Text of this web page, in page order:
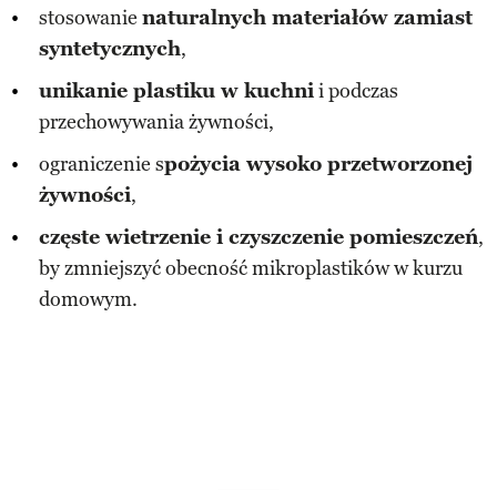
stosowanie naturalnych materiałów zamiast
syntetycznych,
unikanie plastiku w kuchnii podczas
przechowywania żywności,
ograniczenie spożycia wysoko przetworzonej
żywności,
częste wietrzenie i czyszczenie pomieszczeń,
by zmniejszyć obecność mikroplastików w kurzu
domowym.